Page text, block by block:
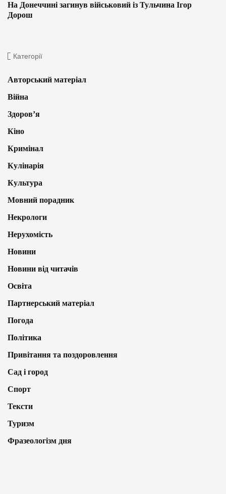
На Донеччині загинув військовий із Тульчина Ігор
Дорош
Категорії
Авторський матеріал
Війна
Здоров’я
Кіно
Кримінал
Кулінарія
Культура
Мовний порадник
Некрологи
Нерухомість
Новини
Новини від читачів
Освіта
Партнерський матеріал
Погода
Політика
Привітання та поздоровлення
Сад і город
Спорт
Тексти
Туризм
Фразеологізм дня